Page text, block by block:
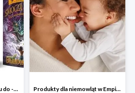
Książki dla dzieci w Empiku do -45% Produkty dla niemowląt w Empiku do -30%